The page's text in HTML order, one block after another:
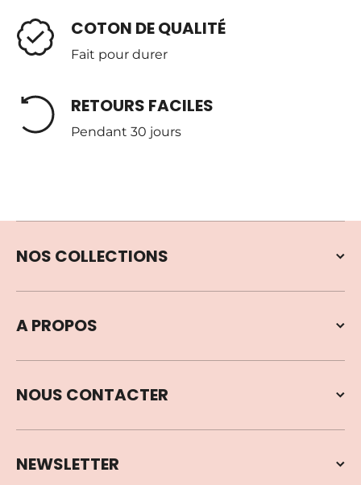
COTON DE QUALITÉ
Fait pour durer
RETOURS FACILES
Pendant 30 jours
NOS COLLECTIONS
A PROPOS
NOUS CONTACTER
NEWSLETTER